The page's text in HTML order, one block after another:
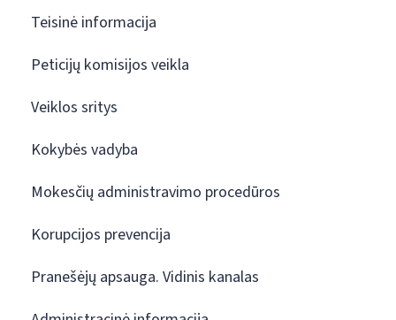
Teisinė informacija
Peticijų komisijos veikla
Veiklos sritys
Kokybės vadyba
Mokesčių administravimo procedūros
Korupcijos prevencija
Pranešėjų apsauga. Vidinis kanalas